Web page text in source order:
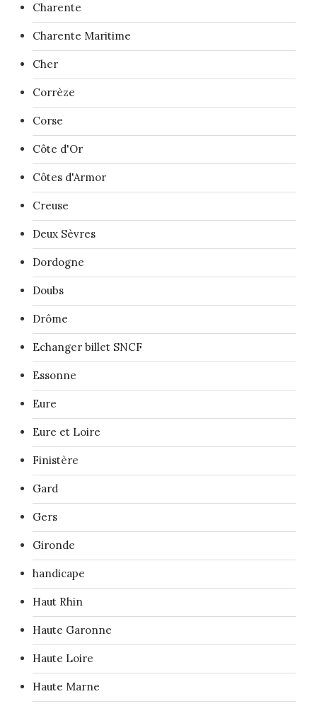
Charente
Charente Maritime
Cher
Corrèze
Corse
Côte d'Or
Côtes d'Armor
Creuse
Deux Sèvres
Dordogne
Doubs
Drôme
Echanger billet SNCF
Essonne
Eure
Eure et Loire
Finistère
Gard
Gers
Gironde
handicape
Haut Rhin
Haute Garonne
Haute Loire
Haute Marne